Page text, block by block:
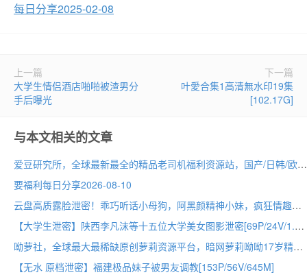
每日分享2025-02-08
上一篇
大学生情侣酒店啪啪被渣男分
手后曝光
下一篇
叶愛合集1高清無水印19集
[102.17G]
与本文相关的文章
爱豆研究所，全球最新最全的精品老司机福利资源站，国产/日韩/欧美/动漫里番/直播/黑料吃瓜应有尽有
要福利每日分享2026-08-10
云盘高质露脸泄密！乖巧听话小母狗，阿黑颜精神小妹，疯狂情趣制服造爱自拍[8V/7G]
【大学生泄密】陕西李凡沫等十五位大学美女图影泄密[69P/24V/1.1G]
呦萝社，全球最大最稀缺原创萝莉资源平台，暗网萝莉呦呦17岁精选免费看不停
【无水 原档泄密】福建极品妹子被男友调教[153P/56V/645M]